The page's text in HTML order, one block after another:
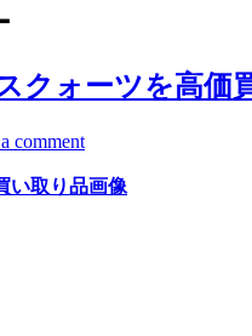
クォーツを高価
comment